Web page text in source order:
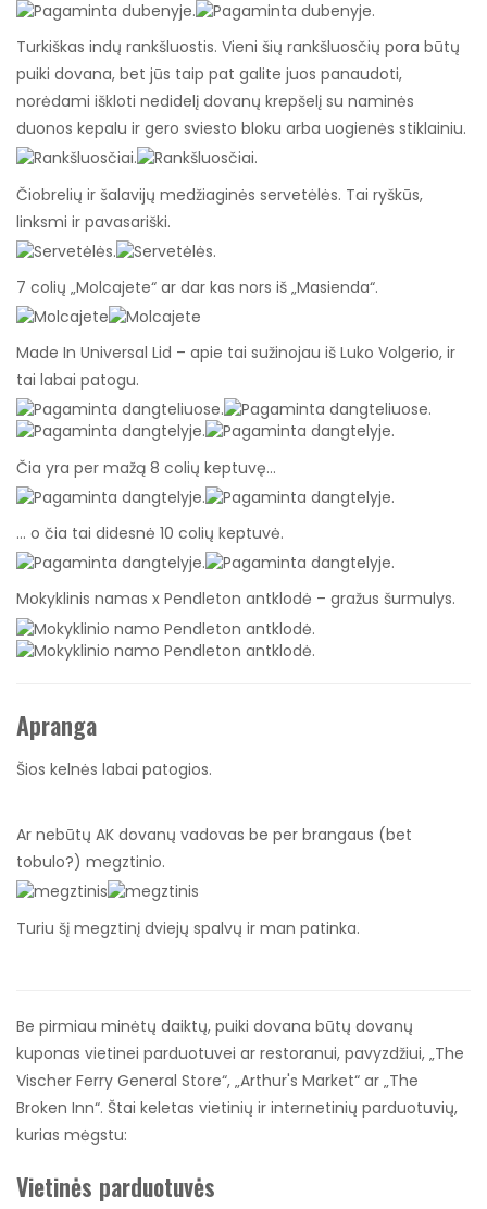
Turkiškas indų rankšluostis. Vieni šių rankšluosčių pora būtų
puiki dovana, bet jūs taip pat galite juos panaudoti,
norėdami iškloti nedidelį dovanų krepšelį su naminės
duonos kepalu ir gero sviesto bloku arba uogienės stiklainiu.
Čiobrelių ir šalavijų medžiaginės servetėlės. Tai ryškūs,
linksmi ir pavasariški.
7 colių „Molcajete“ ar dar kas nors iš „Masienda“.
Made In Universal Lid – apie tai sužinojau iš Luko Volgerio, ir
tai labai patogu.
Čia yra per mažą 8 colių keptuvę…
… o čia tai didesnė 10 colių keptuvė.
Mokyklinis namas x Pendleton antklodė – gražus šurmulys.
Apranga
Šios kelnės labai patogios.
Ar nebūtų AK dovanų vadovas be per brangaus (bet
tobulo?) megztinio.
Turiu šį megztinį dviejų spalvų ir man patinka.
Be pirmiau minėtų daiktų, puiki dovana būtų dovanų
kuponas vietinei parduotuvei ar restoranui, pavyzdžiui, „The
Vischer Ferry General Store“, „Arthur's Market“ ar „The
Broken Inn“. Štai keletas vietinių ir internetinių parduotuvių,
kurias mėgstu:
Vietinės parduotuvės